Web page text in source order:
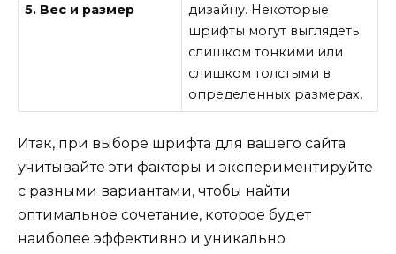
5. Вес и размер
дизайну. Некоторые
шрифты могут выглядеть
слишком тонкими или
слишком толстыми в
определенных размерах.
Итак, при выборе шрифта для вашего сайта
учитывайте эти факторы и экспериментируйте
с разными вариантами, чтобы найти
оптимальное сочетание, которое будет
наиболее эффективно и уникально